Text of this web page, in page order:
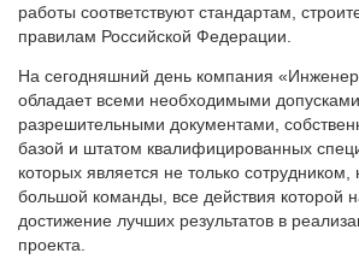
работы соответствуют стандартам,
правилам Российской Федерации.
На сегодняшний день компания
обладает всеми необходимыми
разрешительными документами,
базой и штатом квалифицированных
которых является не только
большой команды, все действия которой
достижение лучших результатов в
проекта.